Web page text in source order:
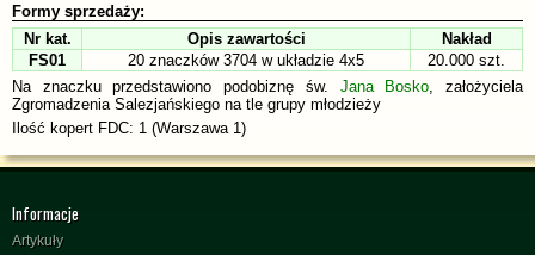
Formy sprzedaży:
Nr kat.
Opis zawartości
Nakład
FS01
20 znaczków 3704 w układzie 4x5
20.000 szt.
Na znaczku przedstawiono podobiznę św. Jana Bosko , założyciela
Zgromadzenia Salezjańskiego na tle grupy młodzieży
Ilość kopert FDC: 1 (Warszawa 1)
Informacje
Artykuły